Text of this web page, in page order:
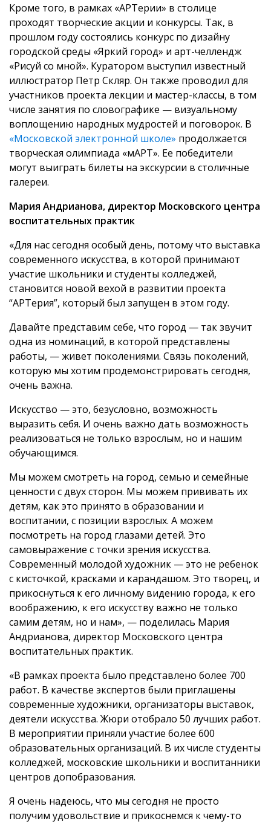
Кроме того, в рамках «АРТерии» в столице
проходят творческие акции и конкурсы. Так, в
прошлом году состоялись конкурс по дизайну
городской среды «Яркий город» и арт-челлендж
«Рисуй со мной». Куратором выступил известный
иллюстратор Петр Скляр. Он также проводил для
участников проекта лекции и мастер-классы, в том
числе занятия по словографике — визуальному
воплощению народных мудростей и поговорок. В
«Московской электронной школе» продолжается
творческая олимпиада «мАРТ». Ее победители
могут выиграть билеты на экскурсии в столичные
галереи.
Мария Андрианова, директор Московского центра
воспитательных практик
«Для нас сегодня особый день, потому что выставка
современного искусства, в которой принимают
участие школьники и студенты колледжей,
становится новой вехой в развитии проекта
“АРТерия”, который был запущен в этом году.
Давайте представим себе, что город — так звучит
одна из номинаций, в которой представлены
работы, — живет поколениями. Связь поколений,
которую мы хотим продемонстрировать сегодня,
очень важна.
Искусство — это, безусловно, возможность
выразить себя. И очень важно дать возможность
реализоваться не только взрослым, но и нашим
обучающимся.
Мы можем смотреть на город, семью и семейные
ценности с двух сторон. Мы можем прививать их
детям, как это принято в образовании и
воспитании, с позиции взрослых. А можем
посмотреть на город глазами детей. Это
самовыражение с точки зрения искусства.
Современный молодой художник — это не ребенок
с кисточкой, красками и карандашом. Это творец, и
прикоснуться к его личному видению города, к его
воображению, к его искусству важно не только
самим детям, но и нам», — поделилась Мария
Андрианова, директор Московского центра
воспитательных практик.
«В рамках проекта было представлено более 700
работ. В качестве экспертов были приглашены
современные художники, организаторы выставок,
деятели искусства. Жюри отобрало 50 лучших работ.
В мероприятии приняли участие более 600
образовательных организаций. В их числе студенты
колледжей, московские школьники и воспитанники
центров допобразования.
Я очень надеюсь, что мы сегодня не просто
получим удовольствие и прикоснемся к чему-то